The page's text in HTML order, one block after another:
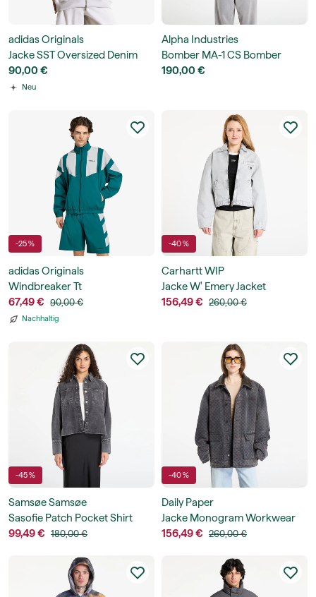
adidas Originals
Jacke SST Oversized Denim
Tracktop
90,00 €
Neu
Alpha Industries
Bomber MA-1 CS Bomber
Jacket
190,00 €
-25 %
adidas Originals
Windbreaker Tt
67,49 € 90,00 €
Nachhaltig
-40 %
Carhartt WIP
Jacke W' Emery Jacket
156,49 € 260,00 €
-45 %
Samsøe Samsøe
Sasofie Patch Pocket Shirt
99,49 € 180,00 €
-40 %
Daily Paper
Jacke Monogram Workwear
Jacket
156,49 € 260,00 €